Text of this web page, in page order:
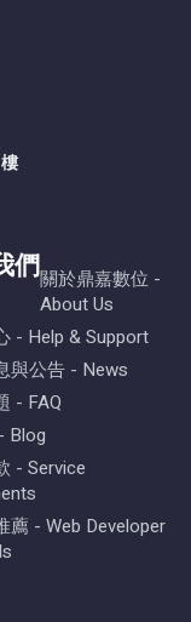
們關於鼎嘉數位 -
About Us
- Help & Support
與公告 - News
- FAQ
Blog
- Service
薦 - Web Developer